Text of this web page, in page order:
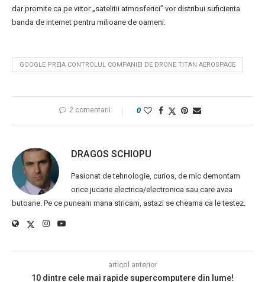
dar promite ca pe viitor „satelitii atmosferici” vor distribui suficienta
banda de internet pentru milioane de oameni.
GOOGLE PREIA CONTROLUL COMPANIEI DE DRONE TITAN AEROSPACE
2 comentarii 0
DRAGOS SCHIOPU
Pasionat de tehnologie, curios, de mic demontam
orice jucarie electrica/electronica sau care avea
butoane. Pe ce puneam mana stricam, astazi se cheama ca le testez.
articol anterior
10 dintre cele mai rapide supercomputere din lume!